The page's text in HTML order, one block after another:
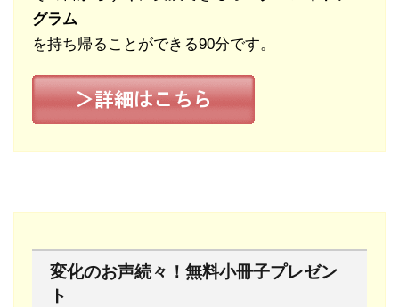
グラム
を持ち帰ることができる90分です。
変化のお声続々！無料小冊子プレゼン
ト